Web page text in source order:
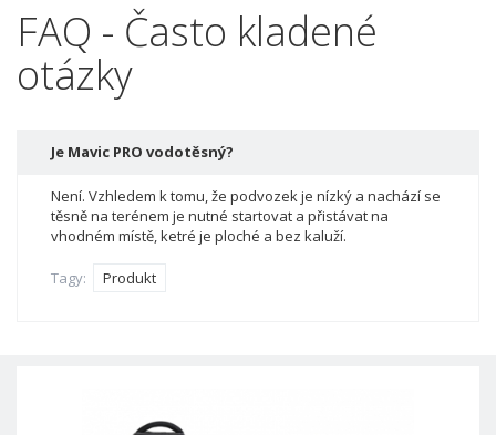
Mirfak
Audio
FAQ - Často kladené
otázky
Je Mavic PRO vodotěsný?
Není. Vzhledem k tomu, že podvozek je nízký a nachází se
těsně na terénem je nutné startovat a přistávat na
vhodném místě, ketré je ploché a bez kaluží.
Tagy: Produkt